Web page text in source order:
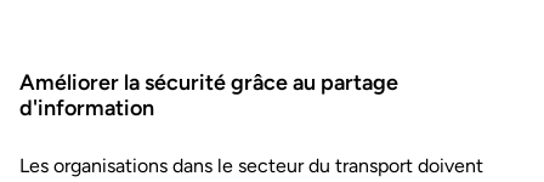
Améliorer la sécurité grâce au partage
d'information
Les organisations dans le secteur du transport doivent